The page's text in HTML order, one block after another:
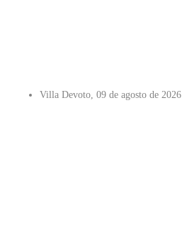
Villa Devoto, 09 de agosto de 2026